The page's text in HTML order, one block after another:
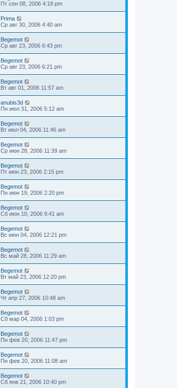
Пт сен 08, 2006 4:18 pm
Prima
Ср авг 30, 2006 4:40 am
Begemot
Ср авг 23, 2006 6:43 pm
Begemot
Ср авг 23, 2006 6:21 pm
Begemot
Вт авг 01, 2006 11:57 am
anubis3d
Пн июл 31, 2006 5:12 am
Begemot
Вт июл 04, 2006 11:46 am
Begemot
Ср июн 28, 2006 11:39 am
Begemot
Пт июн 23, 2006 2:15 pm
Begemot
Пн июн 19, 2006 2:20 pm
Begemot
Сб июн 10, 2006 9:41 am
Begemot
Вс июн 04, 2006 12:21 pm
Begemot
Вс май 28, 2006 11:29 am
Begemot
Вт май 23, 2006 12:20 pm
Begemot
Чт апр 27, 2006 10:48 am
Begemot
Сб мар 04, 2006 1:03 pm
Begemot
Пн фев 20, 2006 11:47 pm
Begemot
Пн фев 20, 2006 11:08 am
Begemot
Сб янв 21, 2006 10:40 pm